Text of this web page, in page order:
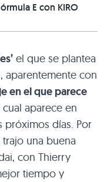
E con KIRO
el que se plantea
aparentemente con
en el que parece
cual aparece en
próximos días. Por
una buena
con Thierry
tiempo y